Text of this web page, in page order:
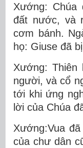
Xướng:
đất nước, và
cơm bánh.
họ: Giuse đã
Xướng: Thiên
người, và cổ
tới khi ứng
lời của Chúa
Xướng:Vua
của chư dân